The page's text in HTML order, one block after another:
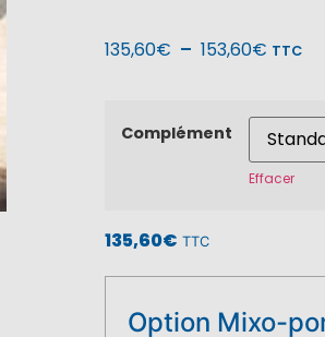
135,60€ – 153,60€ TTC
Complément
Effacer
135,60€ TTC
Option Mixo-